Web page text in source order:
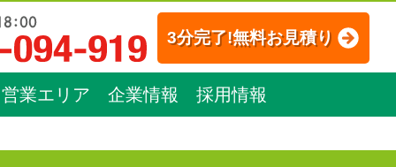
3分完了!無料お見積り
営業エリア 企業情報 採用情報